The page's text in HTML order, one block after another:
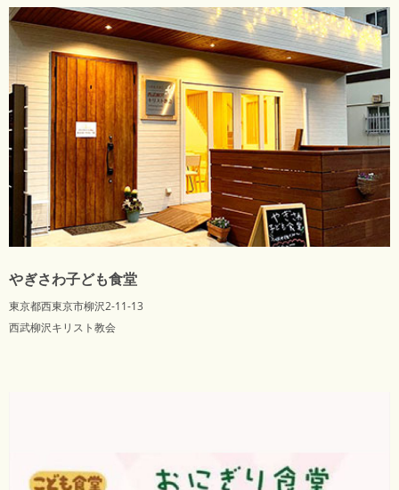
やぎさわ子ども食堂
東京都西東京市柳沢2-11-13
西武柳沢キリスト教会